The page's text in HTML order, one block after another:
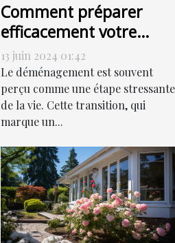
Comment préparer
efficacement votre
déménagement pour
une transition en
douceur
13 juin 2024 01:42
Le déménagement est souvent
perçu comme une étape stressante
de la vie. Cette transition, qui
marque un...